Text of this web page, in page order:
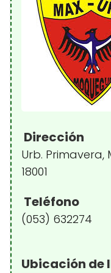
Dirección
Urb. Primavera,
18001
Teléfono
(053) 632274
Ubicación de